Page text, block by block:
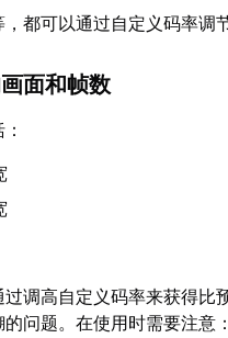
都可以通过自定义码率调
面和帧数
调高自定义码率来获得比
问题。在使用时需要注意：